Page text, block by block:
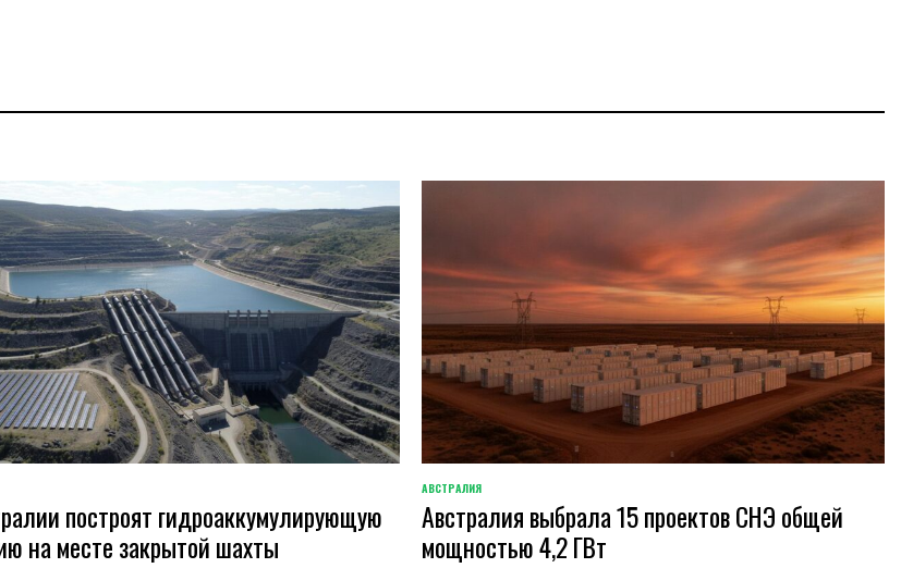
построят гидроаккумулирующую
на месте закрытой шахты
ОПУБЛИКОВАНО
В
АВСТРАЛИЯ
Австралия выбрала 15 проектов СНЭ общей
мощностью 4,2 ГВт